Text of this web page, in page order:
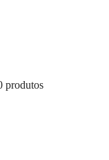
produtos